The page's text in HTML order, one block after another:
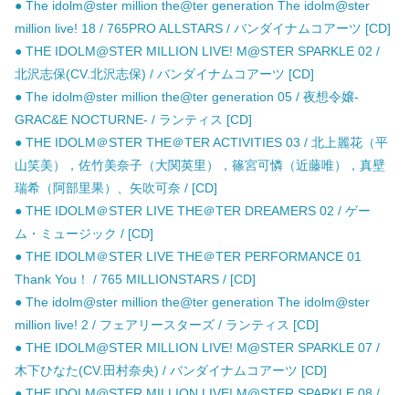
● The idolm@ster million the@ter generation The idolm@ster
million live! 18 / 765PRO ALLSTARS / バンダイナムコアーツ [CD]
● THE IDOLM@STER MILLION LIVE! M@STER SPARKLE 02 /
北沢志保(CV.北沢志保) / バンダイナムコアーツ [CD]
● The idolm@ster million the@ter generation 05 / 夜想令嬢-
GRAC&E NOCTURNE- / ランティス [CD]
● THE IDOLM＠STER THE＠TER ACTIVITIES 03 / 北上麗花（平
山笑美），佐竹美奈子（大関英里），篠宮可憐（近藤唯），真壁
瑞希（阿部里果）、矢吹可奈 / [CD]
● THE IDOLM＠STER LIVE THE＠TER DREAMERS 02 / ゲー
ム・ミュージック / [CD]
● THE IDOLM＠STER LIVE THE＠TER PERFORMANCE 01
Thank You！ / 765 MILLIONSTARS / [CD]
● The idolm@ster million the@ter generation The idolm@ster
million live! 2 / フェアリースターズ / ランティス [CD]
● THE IDOLM@STER MILLION LIVE! M@STER SPARKLE 07 /
木下ひなた(CV.田村奈央) / バンダイナムコアーツ [CD]